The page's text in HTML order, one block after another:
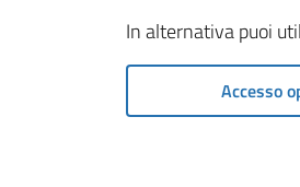
In alternativa puoi
Accesso